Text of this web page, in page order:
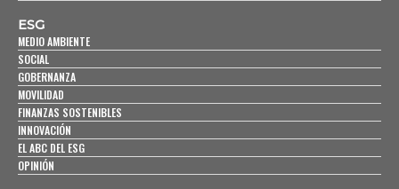
ESG
MEDIO AMBIENTE
SOCIAL
GOBERNANZA
MOVILIDAD
FINANZAS SOSTENIBLES
INNOVACIÓN
EL ABC DEL ESG
OPINIÓN